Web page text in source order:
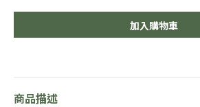
加入購物車
商品描述